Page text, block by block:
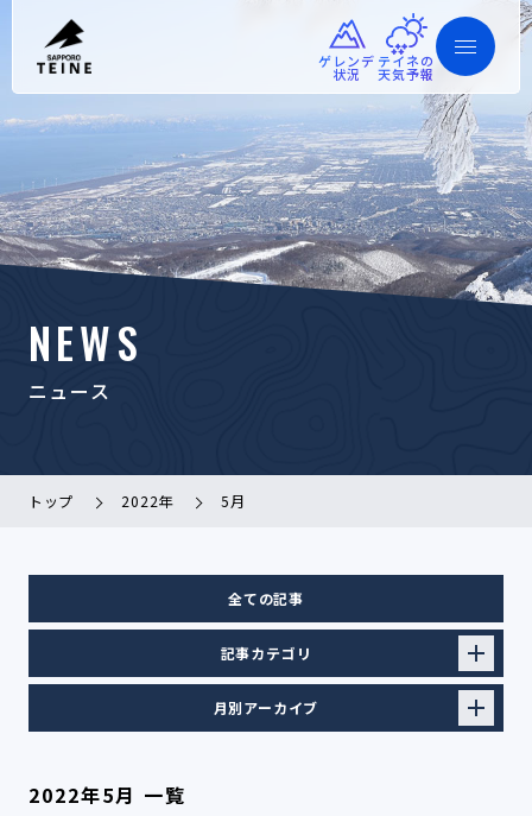
ゲレンデ
状況
テイネの
天気予報
NEWS
ニュース
トップ 2022年 5月
全ての記事
記事カテゴリ
月別アーカイブ
2022年5月 一覧